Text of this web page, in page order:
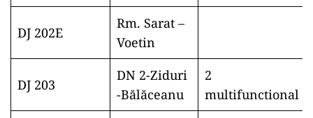
DJ 202E
Rm. Sarat –
Voetin
DJ 203
DN 2-Ziduri
-Bălăceanu
2
multifunctional